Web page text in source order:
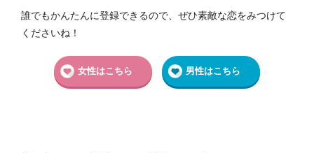
誰でもかんたんに登録できるので、ぜひ素敵な恋をみつけて
くださいね！
女性はこちら 男性はこちら